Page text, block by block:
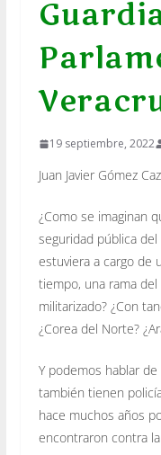
19 septiembre, 2022
Juan Javier Gómez
¿Como se imaginan
seguridad pública
estuviera a cargo de
tiempo, una rama del
militarizado? ¿Con
¿Corea del Norte?
Y podemos hablar de
también tienen
hace muchos años
encontraron contra